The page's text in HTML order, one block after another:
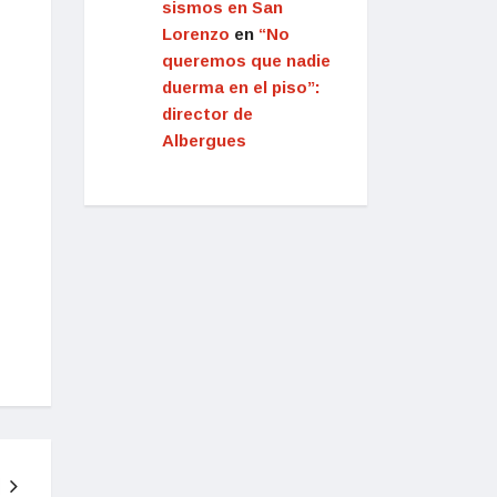
sismos en San
Lorenzo en “No
queremos que nadie
duerma en el piso”:
director de
Albergues